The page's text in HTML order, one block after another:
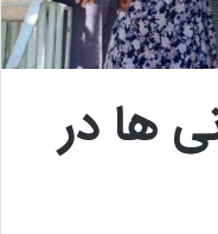
ها در